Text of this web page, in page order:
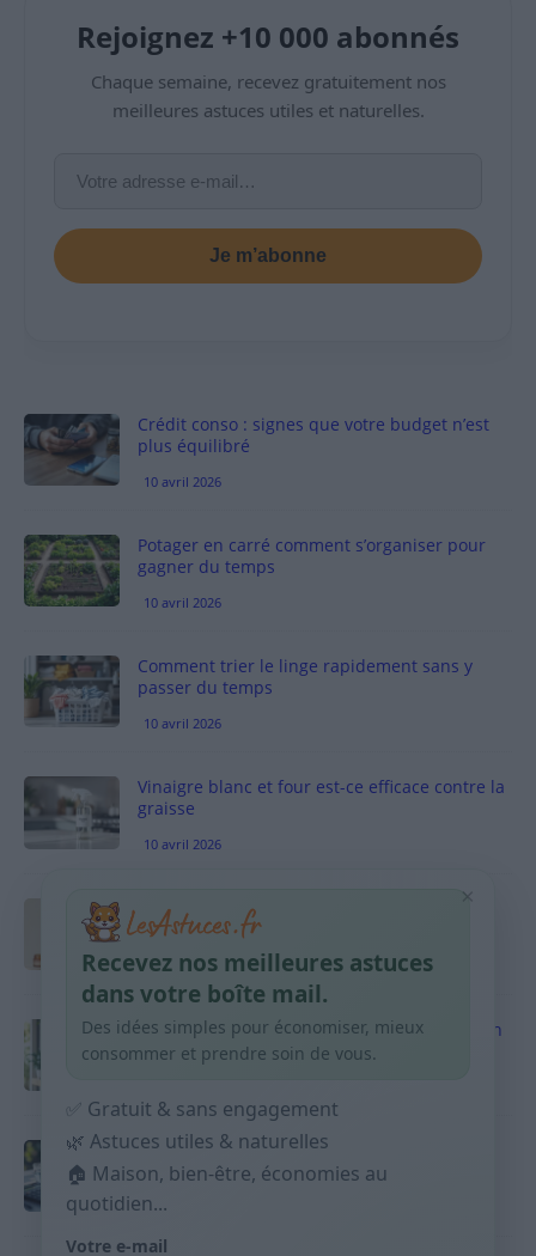
Rejoignez +10 000 abonnés
Chaque semaine, recevez gratuitement nos
meilleures astuces utiles et naturelles.
Je m’abonne
Crédit conso : signes que votre budget n’est
plus équilibré
10 avril 2026
Potager en carré comment s’organiser pour
gagner du temps
10 avril 2026
Comment trier le linge rapidement sans y
passer du temps
10 avril 2026
Vinaigre blanc et four est-ce efficace contre la
graisse
10 avril 2026
Taches pigmentaires : routine simple +
habitudes qui aident
9 avril 2026
Produits ménagers : comment économiser en
courses sans acheter 10 sprays
Budget mensuel : méthode rapide pour
répartir son salaire dès le jour de paie
9 avril 2026
×
Recevez nos meilleures astuces
dans votre boîte mail.
Des idées simples pour économiser, mieux
consommer et prendre soin de vous.
✅ Gratuit & sans engagement
🌿 Astuces utiles & naturelles
🏠 Maison, bien-être, économies au
quotidien...
Votre e-mail